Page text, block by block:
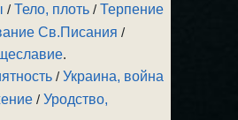
/Тело, плоть /Терпение
Св.Писания /
.
/Украина, война
/Уродство,